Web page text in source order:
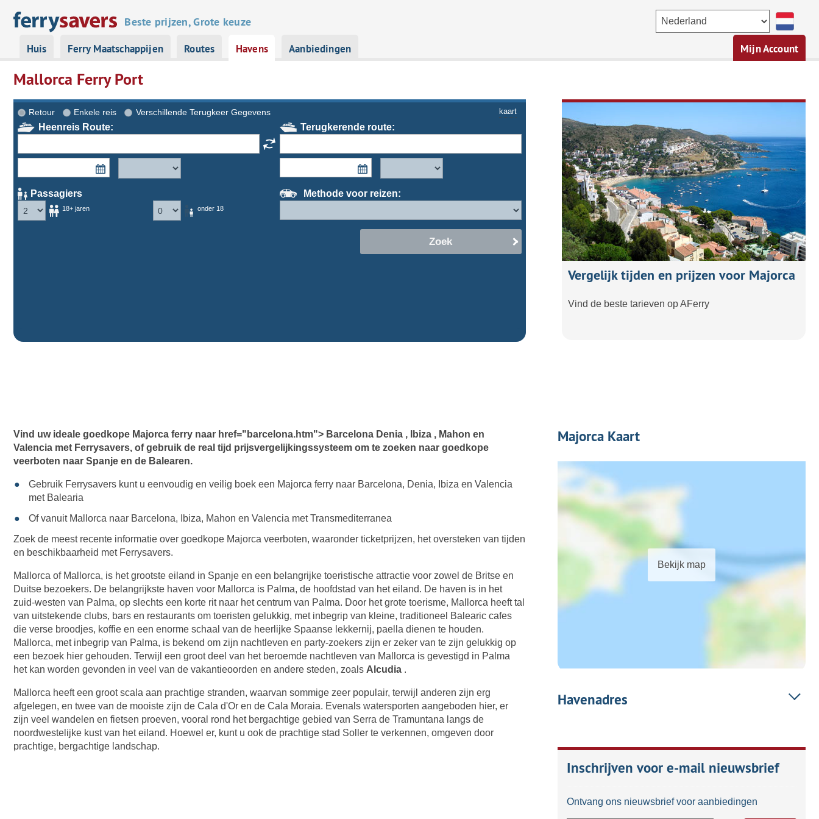
Beste prijzen, Grote keuze
Huis Ferry Maatschappijen Routes Havens Aanbiedingen Mijn Account
Mallorca Ferry Port
Retour Enkele reis Verschillende Terugkeer Gegevens kaart
Heenreis Route:
Passagiers
18+ jaren onder 18
Methode voor reizen:
Terugkerende route:
Zoek
Vergelijk tijden en prijzen voor Majorca
Vind de beste tarieven op AFerry
Vind uw ideale goedkope Majorca ferry naar href="barcelona.htm"> Barcelona Denia , Ibiza , Mahon en
Valencia met Ferrysavers, of gebruik de real tijd prijsvergelijkingssysteem om te zoeken naar goedkope
veerboten naar Spanje en de Balearen.
Gebruik Ferrysavers kunt u eenvoudig en veilig boek een Majorca ferry naar Barcelona, Denia, Ibiza en Valencia
met Balearia
Of vanuit Mallorca naar Barcelona, Ibiza, Mahon en Valencia metTransmediterranea
Zoek de meest recente informatie over goedkope Majorca veerboten, waaronder ticketprijzen, het oversteken van tijden
en beschikbaarheid met Ferrysavers.
Mallorca of Mallorca, is het grootste eiland in Spanje en een belangrijke toeristische attractie voor zowel de Britse en
Duitse bezoekers. De belangrijkste haven voor Mallorca is Palma, de hoofdstad van het eiland. De haven is in het
zuid-westen van Palma, op slechts een korte rit naar het centrum van Palma. Door het grote toerisme, Mallorca heeft tal
van uitstekende clubs, bars en restaurants om toeristen gelukkig, met inbegrip van kleine, traditioneel Balearic cafes
die verse broodjes, koffie en een enorme schaal van de heerlijke Spaanse lekkernij, paella dienen te houden.
Mallorca, met inbegrip van Palma, is bekend om zijn nachtleven en party-zoekers zijn er zeker van te zijn gelukkig op
een bezoek hier gehouden. Terwijl een groot deel van het beroemde nachtleven van Mallorca is gevestigd in Palma
het kan worden gevonden in veel van de vakantieoorden en andere steden, zoals Alcudia .
Mallorca heeft een groot scala aan prachtige stranden, waarvan sommige zeer populair, terwijl anderen zijn erg
afgelegen, en twee van de mooiste zijn de Cala d'Or en de Cala Moraia. Evenals watersporten aangeboden hier, er
zijn veel wandelen en fietsen proeven, vooral rond het bergachtige gebied van Serra de Tramuntana langs de
noordwestelijke kust van het eiland. Hoewel er, kunt u ook de prachtige stad Soller te verkennen, omgeven door
prachtige, bergachtige landschap.
Majorca Kaart
Bekijk map
Havenadres
Inschrijven voor e-mail nieuwsbrief
Ontvang ons nieuwsbrief voor aanbiedingen